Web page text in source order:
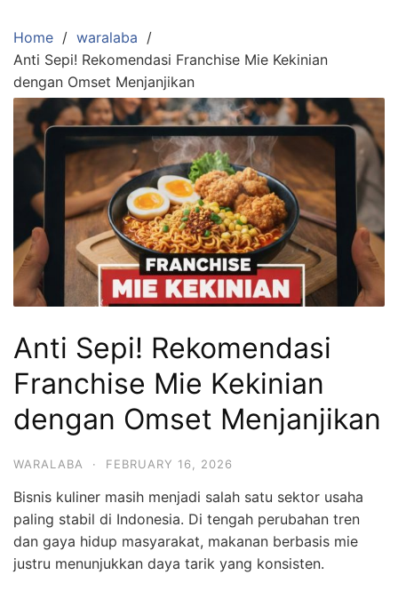
content
Home
waralaba
Anti Sepi! Rekomendasi Franchise Mie Kekinian
dengan Omset Menjanjikan
Anti Sepi! Rekomendasi
Franchise Mie Kekinian
dengan Omset Menjanjikan
WARALABA · FEBRUARY 16, 2026
Bisnis kuliner masih menjadi salah satu sektor usaha
paling stabil di Indonesia. Di tengah perubahan tren
dan gaya hidup masyarakat, makanan berbasis mie
justru menunjukkan daya tarik yang konsisten.